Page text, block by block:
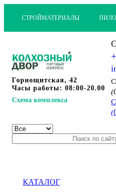
СТРОЙМАТЕРИАЛЫ
Горнощитская, 42
Часы работы: 08:00-20.00
Схема комплекса
(
(
КАТАЛОГ